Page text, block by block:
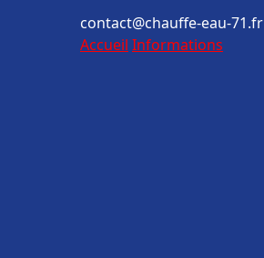
contact@chauffe-eau-71.fr
Accueil Informations